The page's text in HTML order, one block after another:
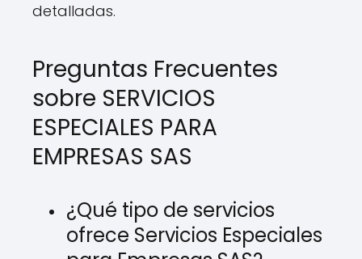
detalladas.
Preguntas Frecuentes
sobre SERVICIOS
ESPECIALES PARA
EMPRESAS SAS
¿Qué tipo de servicios
ofrece Servicios Especiales